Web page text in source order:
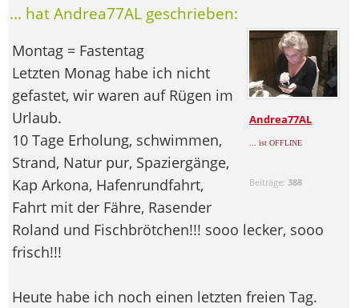
... hat Andrea77AL geschrieben:
Andrea77AL
... ist OFFLINE
Beiträge:388
Montag = Fastentag
Letzten Monag habe ich nicht
gefastet, wir waren auf Rügen im
Urlaub.
10 Tage Erholung, schwimmen,
Strand, Natur pur, Spaziergänge,
Kap Arkona, Hafenrundfahrt,
Fahrt mit der Fähre, Rasender
Roland und Fischbrötchen!!! sooo lecker, sooo
frisch!!!
Heute habe ich noch einen letzten freien Tag.